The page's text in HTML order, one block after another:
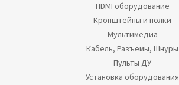
HDMI оборудование
Кронштейны и полки
Мультимедиа
Кабель, Разъемы, Шнуры
Пульты ДУ
Установка оборудования